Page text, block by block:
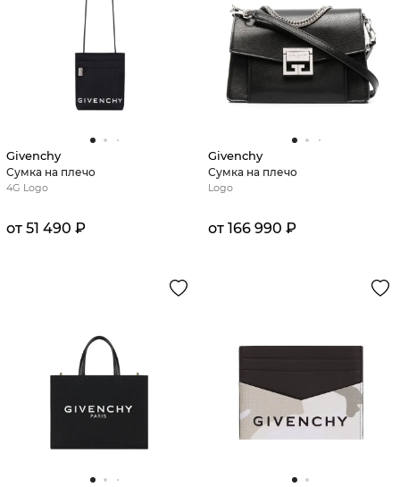
Givenchy
Сумка на плечо
4G Logo
от 51 490 ₽
Givenchy
Сумка на плечо
Logo
от 166 990 ₽